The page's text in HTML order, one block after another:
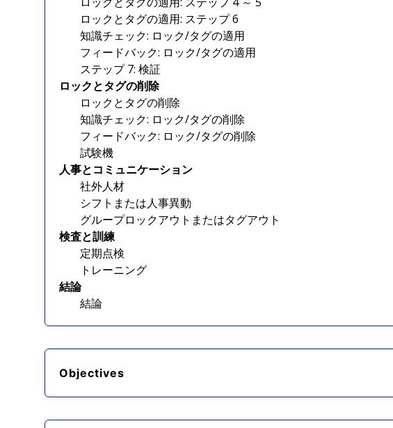
ロックとタグの適用: ステップ 6
知識チェック: ロック/タグの適用
フィードバック: ロック/タグの適用
ステップ 7: 検証
ロックとタグの削除
ロックとタグの削除
知識チェック: ロック/タグの削除
フィードバック: ロック/タグの削除
試験機
人事とコミュニケーション
社外人材
シフトまたは人事異動
グループロックアウトまたはタグアウト
検査と訓練
定期点検
トレーニング
結論
結論
Objectives